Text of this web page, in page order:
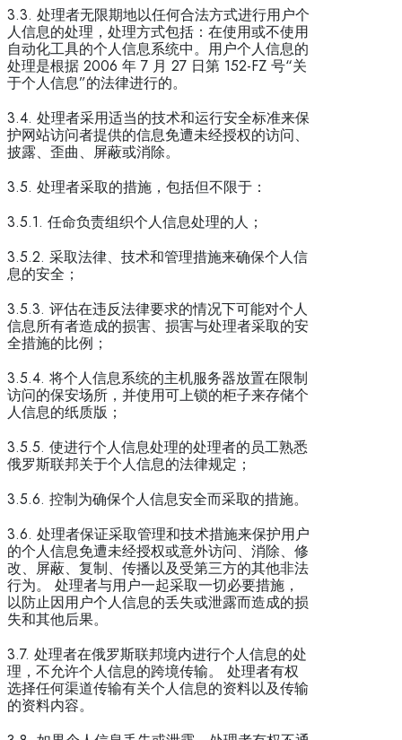
3.3. 处理者无限期地以任何合法方式进行用户个
人信息的处理，处理方式包括：在使用或不使用
自动化工具的个人信息系统中。用户个人信息的
处理是根据 2006 年 7 月 27 日第 152-FZ 号“关
于个人信息”的法律进行的。
3.4. 处理者采用适当的技术和运行安全标准来保
护网站访问者提供的信息免遭未经授权的访问、
披露、歪曲、屏蔽或消除。
3.5. 处理者采取的措施，包括但不限于：
3.5.1. 任命负责组织个人信息处理的人；
3.5.2. 采取法律、技术和管理措施来确保个人信
息的安全；
3.5.3. 评估在违反法律要求的情况下可能对个人
信息所有者造成的损害、损害与处理者采取的安
全措施的比例；
3.5.4. 将个人信息系统的主机服务器放置在限制
访问的保安场所，并使用可上锁的柜子来存储个
人信息的纸质版；
3.5.5. 使进行个人信息处理的处理者的员工熟悉
俄罗斯联邦关于个人信息的法律规定；
3.5.6. 控制为确保个人信息安全而采取的措施。
3.6. 处理者保证采取管理和技术措施来保护用户
的个人信息免遭未经授权或意外访问、消除、修
改、屏蔽、复制、传播以及受第三方的其他非法
行为。 处理者与用户一起采取一切必要措施，
以防止因用户个人信息的丢失或泄露而造成的损
失和其他后果。
3.7. 处理者在俄罗斯联邦境内进行个人信息的处
理，不允许个人信息的跨境传输。 处理者有权
选择任何渠道传输有关个人信息的资料以及传输
的资料内容。